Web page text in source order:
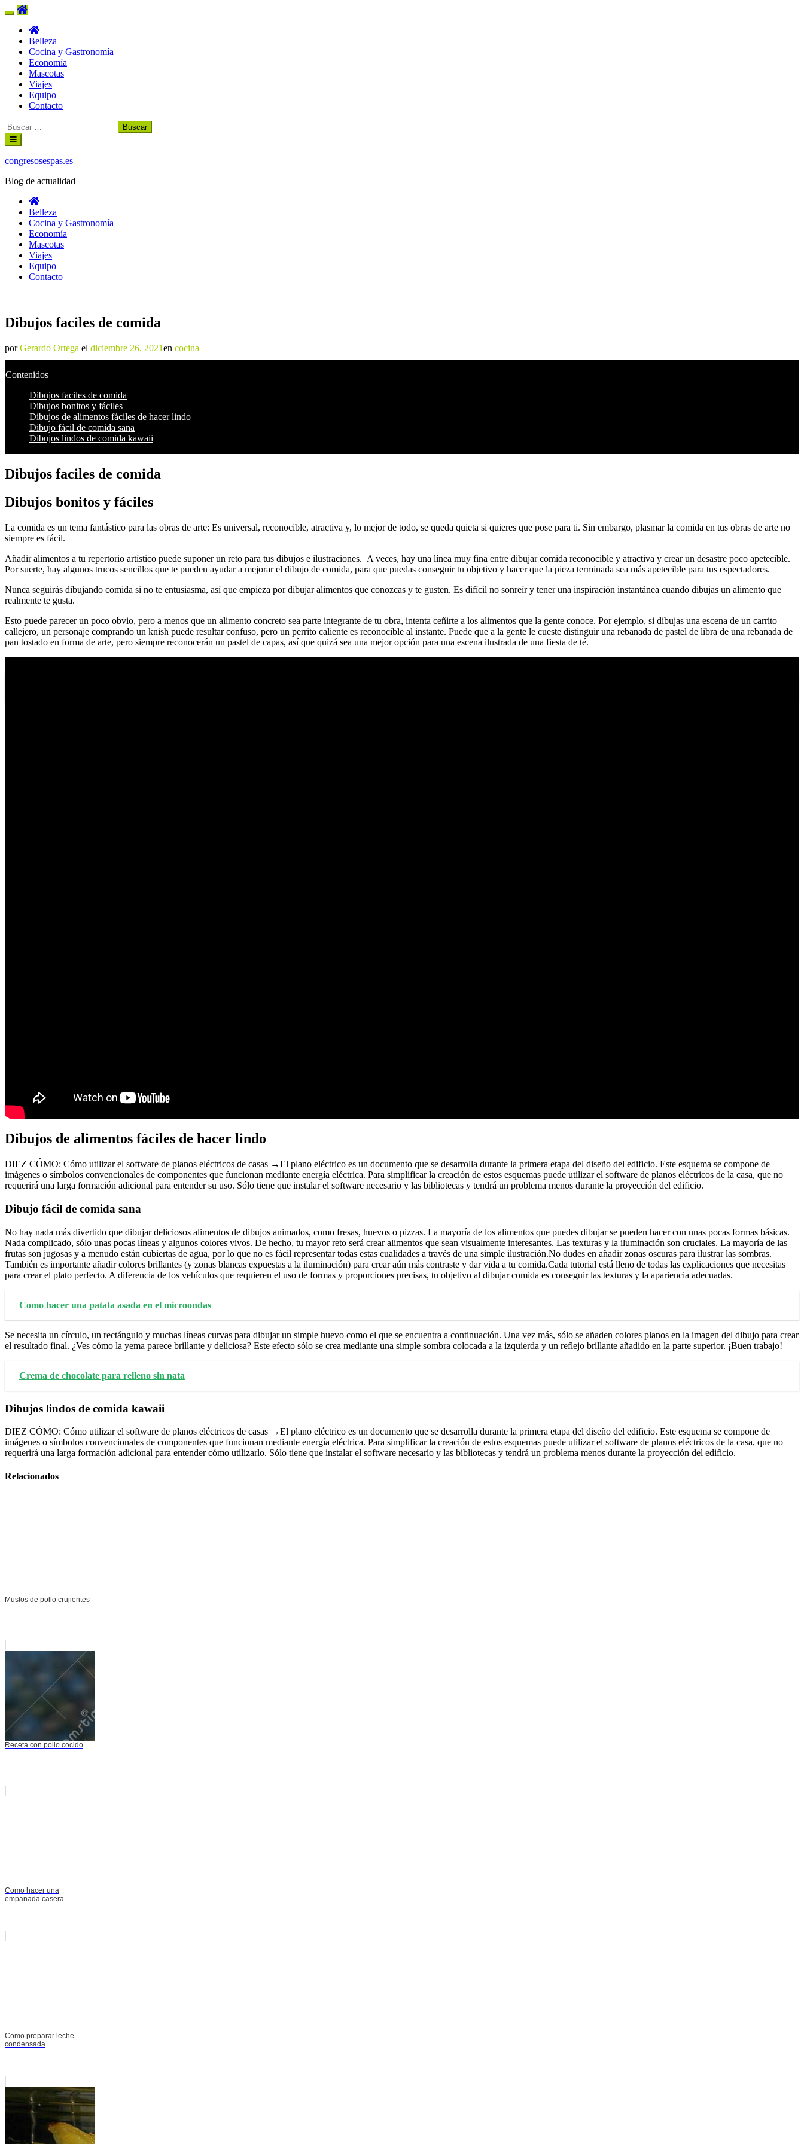
Belleza
Cocina y Gastronomía
Economía
Mascotas
Viajes
Equipo
Contacto
Buscar:
Ir
al
contenido
congresosespas.es
Blog de actualidad
Belleza
Cocina y Gastronomía
Economía
Mascotas
Viajes
Equipo
Contacto
Dibujos faciles de comida
porGerardo Ortega el diciembre 26, 2021en cocina
Contenidos
Dibujos faciles de comida
Dibujos bonitos y fáciles
Dibujos de alimentos fáciles de hacer lindo
Dibujo fácil de comida sana
Dibujos lindos de comida kawaii
Dibujos faciles de comida
Dibujos bonitos y fáciles
La comida es un tema fantástico para las obras de arte: Es universal, reconocible, atractiva y, lo mejor de todo, se queda quieta si quieres que pose para ti. Sin embargo, plasmar la comida en tus obras de arte no
siempre es fácil.
Añadir alimentos a tu repertorio artístico puede suponer un reto para tus dibujos e ilustraciones. A veces, hay una línea muy fina entre dibujar comida reconocible y atractiva y crear un desastre poco apetecible.
Por suerte, hay algunos trucos sencillos que te pueden ayudar a mejorar el dibujo de comida, para que puedas conseguir tu objetivo y hacer que la pieza terminada sea más apetecible para tus espectadores.
Nunca seguirás dibujando comida si no te entusiasma, así que empieza por dibujar alimentos que conozcas y te gusten. Es difícil no sonreír y tener una inspiración instantánea cuando dibujas un alimento que
realmente te gusta.
Esto puede parecer un poco obvio, pero a menos que un alimento concreto sea parte integrante de tu obra, intenta ceñirte a los alimentos que la gente conoce. Por ejemplo, si dibujas una escena de un carrito
callejero, un personaje comprando un knish puede resultar confuso, pero un perrito caliente es reconocible al instante. Puede que a la gente le cueste distinguir una rebanada de pastel de libra de una rebanada de
pan tostado en forma de arte, pero siempre reconocerán un pastel de capas, así que quizá sea una mejor opción para una escena ilustrada de una fiesta de té.
Dibujos de alimentos fáciles de hacer lindo
DIEZ CÓMO: Cómo utilizar el software de planos eléctricos de casas →El plano eléctrico es un documento que se desarrolla durante la primera etapa del diseño del edificio. Este esquema se compone de
imágenes o símbolos convencionales de componentes que funcionan mediante energía eléctrica. Para simplificar la creación de estos esquemas puede utilizar el software de planos eléctricos de la casa, que no
requerirá una larga formación adicional para entender su uso. Sólo tiene que instalar el software necesario y las bibliotecas y tendrá un problema menos durante la proyección del edificio.
Dibujo fácil de comida sana
No hay nada más divertido que dibujar deliciosos alimentos de dibujos animados, como fresas, huevos o pizzas. La mayoría de los alimentos que puedes dibujar se pueden hacer con unas pocas formas básicas.
Nada complicado, sólo unas pocas líneas y algunos colores vivos. De hecho, tu mayor reto será crear alimentos que sean visualmente interesantes. Las texturas y la iluminación son cruciales. La mayoría de las
frutas son jugosas y a menudo están cubiertas de agua, por lo que no es fácil representar todas estas cualidades a través de una simple ilustración.No dudes en añadir zonas oscuras para ilustrar las sombras.
También es importante añadir colores brillantes (y zonas blancas expuestas a la iluminación) para crear aún más contraste y dar vida a tu comida.Cada tutorial está lleno de todas las explicaciones que necesitas
para crear el plato perfecto. A diferencia de los vehículos que requieren el uso de formas y proporciones precisas, tu objetivo al dibujar comida es conseguir las texturas y la apariencia adecuadas.
Como hacer una patata asada en el microondas
Se necesita un círculo, un rectángulo y muchas líneas curvas para dibujar un simple huevo como el que se encuentra a continuación. Una vez más, sólo se añaden colores planos en la imagen del dibujo para crear
el resultado final. ¿Ves cómo la yema parece brillante y deliciosa? Este efecto sólo se crea mediante una simple sombra colocada a la izquierda y un reflejo brillante añadido en la parte superior. ¡Buen trabajo!
Crema de chocolate para relleno sin nata
Dibujos lindos de comida kawaii
DIEZ CÓMO: Cómo utilizar el software de planos eléctricos de casas →El plano eléctrico es un documento que se desarrolla durante la primera etapa del diseño del edificio. Este esquema se compone de
imágenes o símbolos convencionales de componentes que funcionan mediante energía eléctrica. Para simplificar la creación de estos esquemas puede utilizar el software de planos eléctricos de la casa, que no
requerirá una larga formación adicional para entender cómo utilizarlo. Sólo tiene que instalar el software necesario y las bibliotecas y tendrá un problema menos durante la proyección del edificio.
Relacionados
Muslos de pollo crujientes
Receta con pollo cocido
Como hacer una
empanada casera
Como preparar leche
condensada